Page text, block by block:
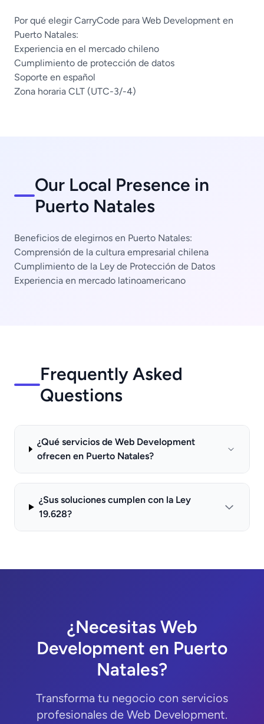
Por qué elegir CarryCode para Web Development en
Puerto Natales:
Experiencia en el mercado chileno
Cumplimiento de protección de datos
Soporte en español
Zona horaria CLT (UTC-3/-4)
Our Local Presence in
Puerto Natales
Beneficios de elegirnos en Puerto Natales:
Comprensión de la cultura empresarial chilena
Cumplimiento de la Ley de Protección de Datos
Experiencia en mercado latinoamericano
Frequently Asked
Questions
¿Qué servicios de Web Development
ofrecen en Puerto Natales?
¿Sus soluciones cumplen con la Ley
19.628?
¿Necesitas Web
Development en Puerto
Natales?
Transforma tu negocio con servicios
profesionales de Web Development.